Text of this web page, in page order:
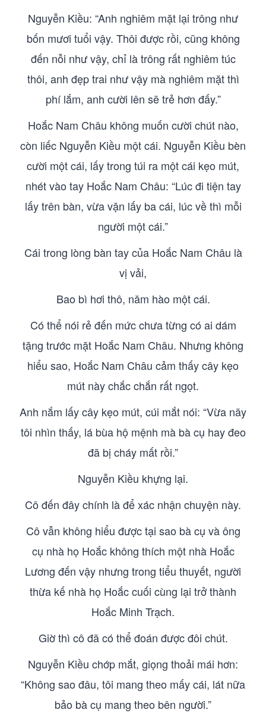
Nguyễn Kiều: “Anh nghiêm mặt lại trông như
bốn mươi tuổi vậy. Thôi được rồi, cũng không
đến nỗi như vậy, chỉ là trông rất nghiêm túc
thôi, anh đẹp trai như vậy mà nghiêm mặt thì
phí lắm, anh cười lên sẽ trẻ hơn đấy.”
Hoắc Nam Châu không muốn cười chút nào,
còn liếc Nguyễn Kiều một cái. Nguyễn Kiều bèn
cười một cái, lấy trong túi ra một cái kẹo mút,
nhét vào tay Hoắc Nam Châu: “Lúc đi tiện tay
lấy trên bàn, vừa vặn lấy ba cái, lúc về thì mỗi
người một cái.”
Cái trong lòng bàn tay của Hoắc Nam Châu là
vị vải,
Bao bì hơi thô, năm hào một cái.
Có thể nói rẻ đến mức chưa từng có ai dám
tặng trước mặt Hoắc Nam Châu. Nhưng không
hiểu sao, Hoắc Nam Châu cảm thấy cây kẹo
mút này chắc chắn rất ngọt.
Anh nắm lấy cây kẹo mút, cúi mắt nói: “Vừa nãy
tôi nhìn thấy, lá bùa hộ mệnh mà bà cụ hay đeo
đã bị cháy mất rồi.”
Nguyễn Kiều khựng lại.
Cô đến đây chính là để xác nhận chuyện này.
Cô vẫn không hiểu được tại sao bà cụ và ông
cụ nhà họ Hoắc không thích một nhà Hoắc
Lương đến vậy nhưng trong tiểu thuyết, người
thừa kế nhà họ Hoắc cuối cùng lại trở thành
Hoắc Minh Trạch.
Giờ thì cô đã có thể đoán được đôi chút.
Nguyễn Kiều chớp mắt, giọng thoải mái hơn:
“Không sao đâu, tôi mang theo mấy cái, lát nữa
bảo bà cụ mang theo bên người.”